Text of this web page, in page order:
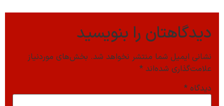
دیدگاهتان را بنویسید
نشانی ایمیل شما منتشر نخواهد شد. بخش‌های موردنیاز
علامت‌گذاری شده‌اند *
دیدگاه *